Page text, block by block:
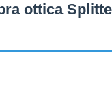
ottica